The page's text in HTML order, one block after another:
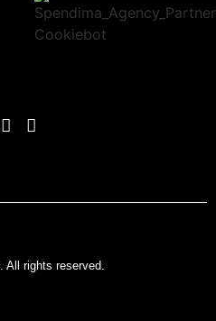
rights reserved.